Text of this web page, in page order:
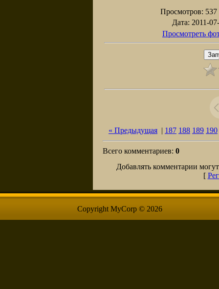
Просмотров:
Дата: 2011-
Просмотреть
« Предыдущая | 187 188 189 190
Всего комментариев: 0
Добавлять комментарии
[
Copyright MyCorp © 2026